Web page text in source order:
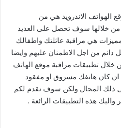
الهواتف الاندرويد هي من
من خلالها سوف تحصل على العديد
هي مراقبة عائلتك واطفالك
دائم من اجل الاطمنان عليهم وايضا
تطبيقات مراقبة موقع الهاتف
ان كان هاتفك مسروق او مفقود
ذلك المجال ولكن سوف نقدم لكم
هذه التطبيقات الرائعة .